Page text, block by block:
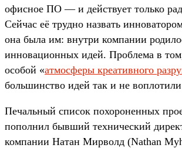
офисное ПО — и действует только
Сейчас её трудно назвать
она была им: внутри компании
инновационных идей. Проблема в
особой «атмосферы креативного
большинство идей так и не
Печальный список похороненных
пополнил бывший технический
компании Натан Мирволд (Nathan